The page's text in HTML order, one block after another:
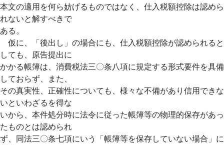
本文の適用を何ら妨げるものではなく、仕入税額控除は認めら
れないと解すべきで
ある。
仮に、「後出し」の場合にも、仕入税額控除が認められると
しても、原告提出に
かかる帳簿は、消費税法三〇条八項に規定する形式要件を具備
しておらず、また、
その真実性、正確性についても、様々な不備があり信用できな
いといわざるを得な
いから、本件処分時に法令に従った帳簿等の物理的保存があっ
たものとは認められ
ず、同法三〇条七項にいう「帳簿等を保存していない場合」に